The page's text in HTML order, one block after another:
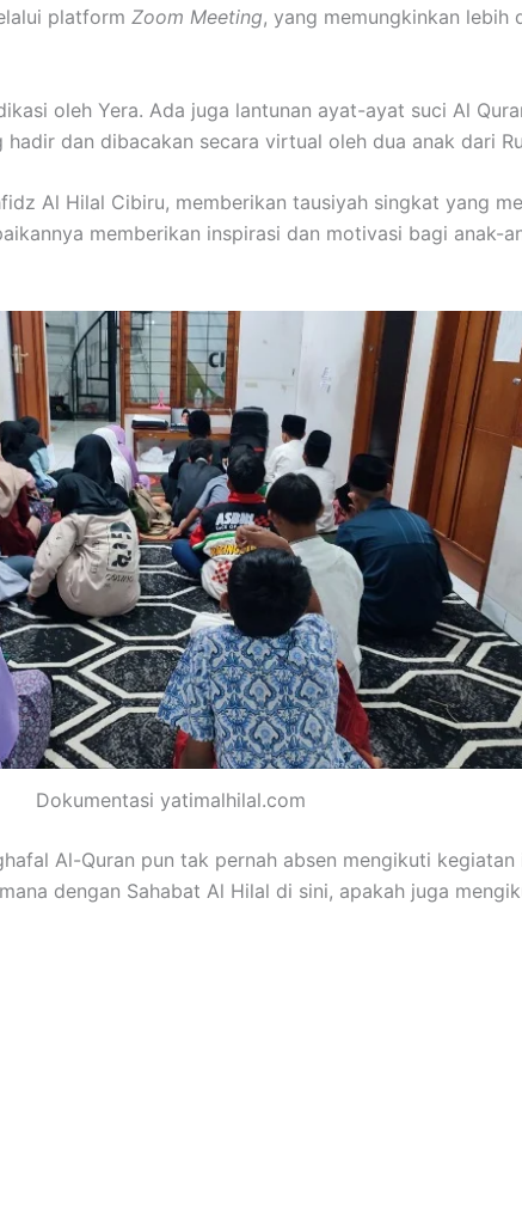
platform Zoom Meeting, yang memungkinkan
oleh Yera. Ada juga lantunan ayat-ayat suci Al
dan dibacakan secara virtual oleh dua anak dari
Al Hilal Cibiru, memberikan tausiyah singkat yang
memberikan inspirasi dan motivasi bagi anak-
Dokumentasi yatimalhilal.com
Al-Quran pun tak pernah absen mengikuti
dengan Sahabat Al Hilal di sini, apakah juga